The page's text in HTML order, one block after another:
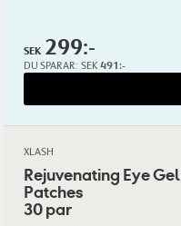
SEK 299:-
DU SPARAR: SEK 491:-
XLASH
Rejuvenating Eye Gel
Patches
30 par